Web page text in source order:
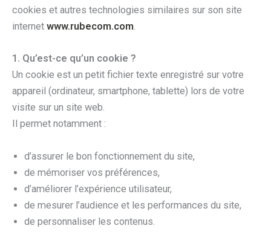
cookies et autres technologies similaires sur son site
internet www.rubecom.com.
1. Qu’est-ce qu’un cookie ?
Un cookie est un petit fichier texte enregistré sur votre
appareil (ordinateur, smartphone, tablette) lors de votre
visite sur un site web.
Il permet notamment :
d’assurer le bon fonctionnement du site,
de mémoriser vos préférences,
d’améliorer l’expérience utilisateur,
de mesurer l’audience et les performances du site,
de personnaliser les contenus.